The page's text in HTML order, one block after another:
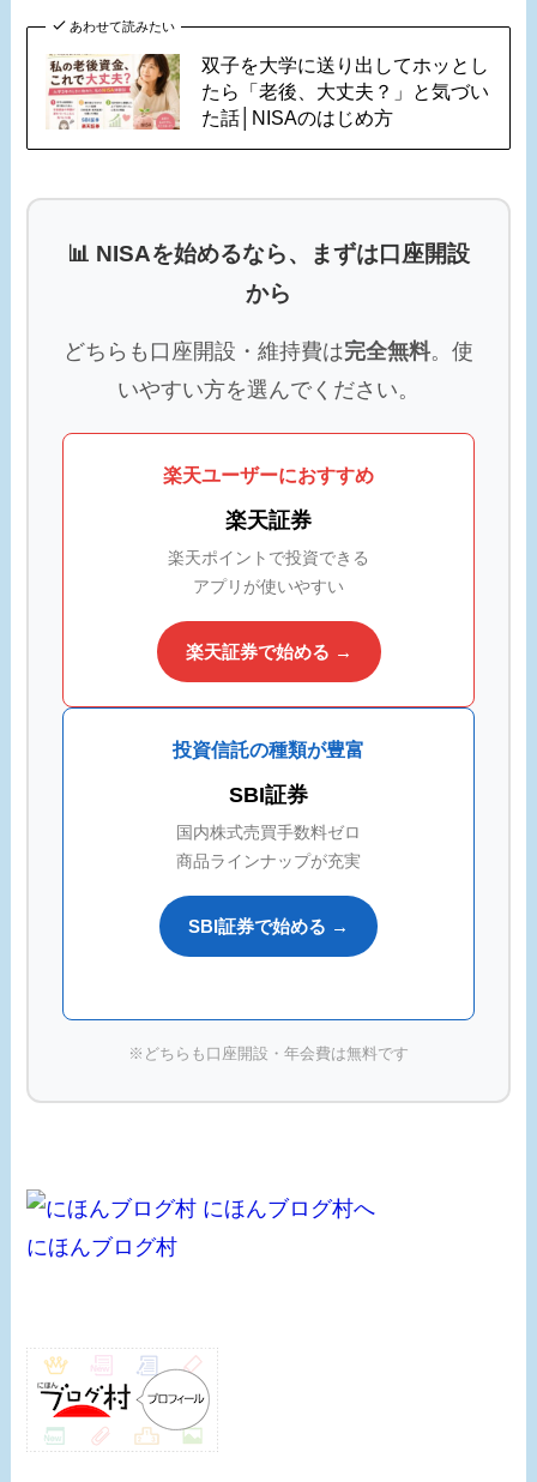
あわせて読みたい
双子を大学に送り出してホッとし
たら「老後、大丈夫？」と気づい
た話│NISAのはじめ方
📊 NISAを始めるなら、まずは口座開設
から
どちらも口座開設・維持費は完全無料。使
いやすい方を選んでください。
楽天ユーザーにおすすめ
楽天証券
楽天ポイントで投資できる
アプリが使いやすい
楽天証券で始める →
投資信託の種類が豊富
SBI証券
国内株式売買手数料ゼロ
商品ラインナップが充実
SBI証券で始める →
※どちらも口座開設・年会費は無料です
にほんブログ村